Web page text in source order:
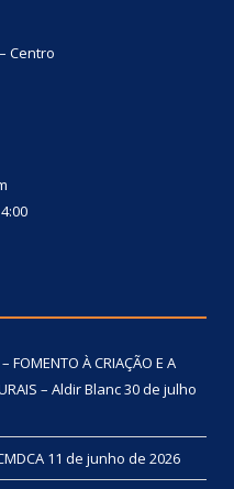
Centro
FOMENTO À CRIAÇÃO E A
– Aldir Blanc30 de julho
11 de junho de 2026